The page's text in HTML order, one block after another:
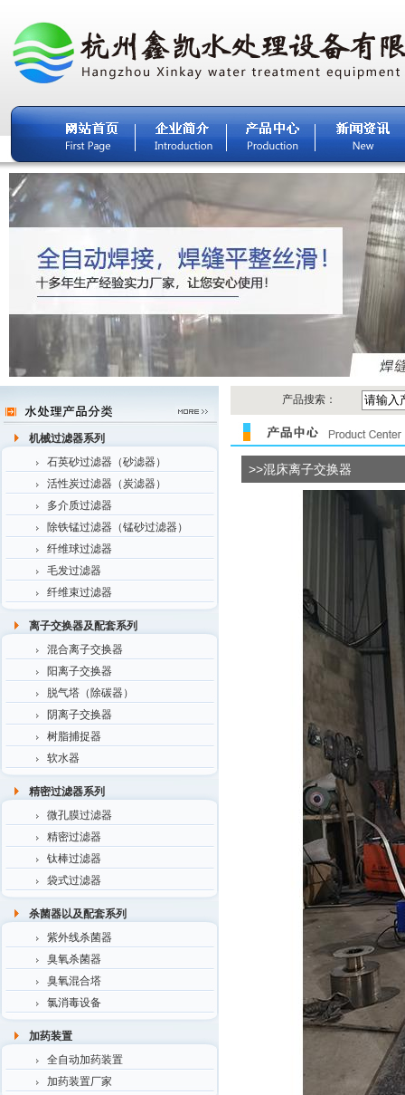
机械过滤器系列
石英砂过滤器（砂滤器）
活性炭过滤器（炭滤器）
多介质过滤器
除铁锰过滤器（锰砂过滤器）
纤维球过滤器
毛发过滤器
纤维束过滤器
离子交换器及配套系列
混合离子交换器
阳离子交换器
脱气塔（除碳器）
阴离子交换器
树脂捕捉器
软水器
精密过滤器系列
微孔膜过滤器
精密过滤器
钛棒过滤器
袋式过滤器
杀菌器以及配套系列
紫外线杀菌器
臭氧杀菌器
臭氧混合塔
氯消毒设备
加药装置
全自动加药装置
加药装置厂家
产品搜索：
>>混床离子交换器